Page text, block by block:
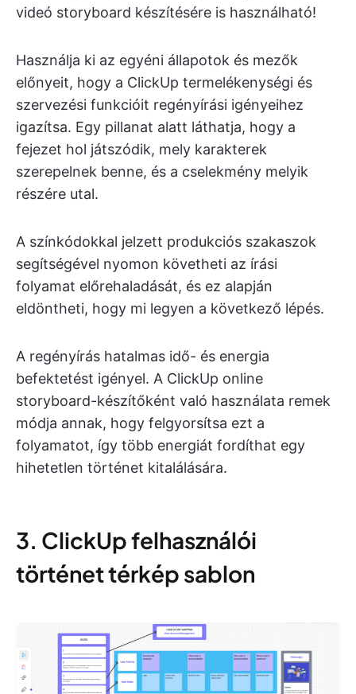
videó storyboard készítésére is használható!
Használja ki az egyéni állapotok és mezők
előnyeit, hogy a ClickUp termelékenységi és
szervezési funkcióit regényírási igényeihez
igazítsa. Egy pillanat alatt láthatja, hogy a
fejezet hol játszódik, mely karakterek
szerepelnek benne, és a cselekmény melyik
részére utal.
A színkódokkal jelzett produkciós szakaszok
segítségével nyomon követheti az írási
folyamat előrehaladását, és ez alapján
eldöntheti, hogy mi legyen a következő lépés.
A regényírás hatalmas idő- és energia
befektetést igényel. A ClickUp online
storyboard-készítőként való használata remek
módja annak, hogy felgyorsítsa ezt a
folyamatot, így több energiát fordíthat egy
hihetetlen történet kitalálására.
3. ClickUp felhasználói
történet térkép sablon